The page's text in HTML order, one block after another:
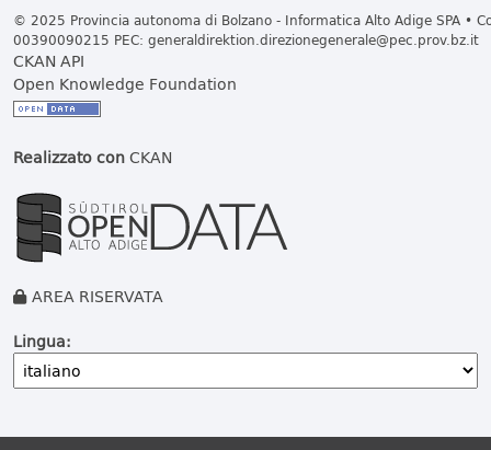
© 2025 Provincia autonoma di Bolzano - Informatica Alto Adige SPA •
00390090215 PEC: generaldirektion.direzionegenerale@pec.prov.bz.it
CKAN API
Open Knowledge Foundation
Realizzato conCKAN
AREA RISERVATA
Lingua